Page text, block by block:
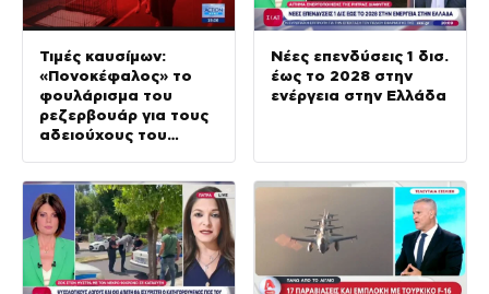
Τιμές καυσίμων:
«Πονοκέφαλος» το
φουλάρισμα του
ρεζερβουάρ για τους
αδειούχους του
Νέες επενδύσεις 1 δισ.
έως το 2028 στην
ενέργεια στην Ελλάδα